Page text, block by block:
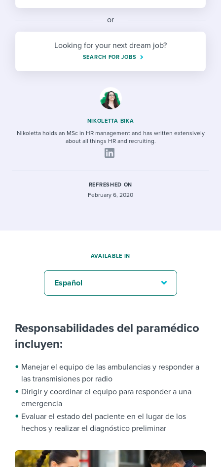
Ensuring compliance
Finding and attracting people
Establishing an employer brand
Candidate/employee experiences
Step-by-step tutorials
Free ebooks & reports
HR terms
Career development
Modern working life
Overall career resources
Start a free trial
or
Looking for your next dream job?
SEARCH FOR JOBS
NIKOLETTA BIKA
Nikoletta holds an MSc in HR management and has written extensively
about all things HR and recruiting.
REFRESHED ON
February 6, 2020
Responsabilidades del paramédico
incluyen:
Manejar el equipo de las ambulancias y responder a
las transmisiones por radio
Dirigir y coordinar el equipo para responder a una
emergencia
Evaluar el estado del paciente en el lugar de los
hechos y realizar el diagnóstico preliminar
AVAILABLE IN
Español